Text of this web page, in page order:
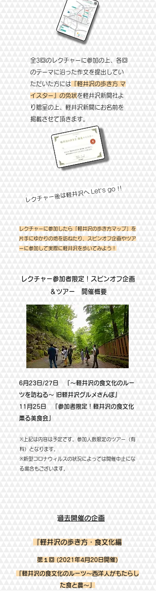
全3回のレクチャーに参加の上、各回
のテーマに沿った作文を提出してい
ただいた方には 『軽井沢の歩き方 マ
イスター』の免状を軽井沢新聞社よ
り贈呈​の上、軽井沢新聞にお名前を
掲載させて頂きます。
レクチャー後は軽井沢へ Let's go !!
​レクチャーに参加したら「軽井沢の歩き方マップ」を
片手にゆかりの地を訪ねたり、スピンオフ企画やツア
ーに参加して実際に軽井沢を歩いてみよう！
レクチャー参加者限定！スピンオフ企画
＆ツアー 開催概要
6月23日/27日 『～軽井沢の食文化のルー
ツを訪ねる～ 旧軽井沢グルメさんぽ』
11月25日 『参加者限定！軽井沢の食文化
薫る美食会』
​※上記は内容は予定です。参加 人数限定のツアー（有
料）となります。
※新型コロナウィルスの状況によっては開催中止にな
る場合もございます。
​過去開催の企画
『軽井沢の歩き方・食文化編
第１回 (2021年4月20日開催)
『軽井沢の食文化のルーツ～西洋人がもたらし
た食と農～』​